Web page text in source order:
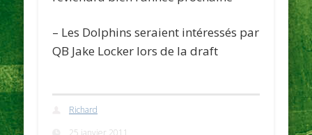
– Les Dolphinsseraient intéressés par
QB Jake Locker lors de la draft
Richard